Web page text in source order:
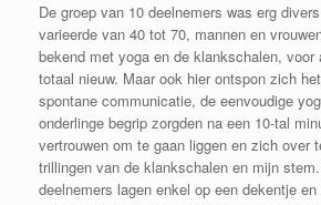
De groep van 10 deelnemers was erg
varieerde van 40 tot 70, mannen en
bekend met yoga en de klankschalen, voor
totaal nieuw. Maar ook hier ontspon zich
spontane communicatie, de eenvoudige
onderlinge begrip zorgden na een 10-tal
vertrouwen om te gaan liggen en zich over
trillingen van de klankschalen en mijn
deelnemers lagen enkel op een dekentje